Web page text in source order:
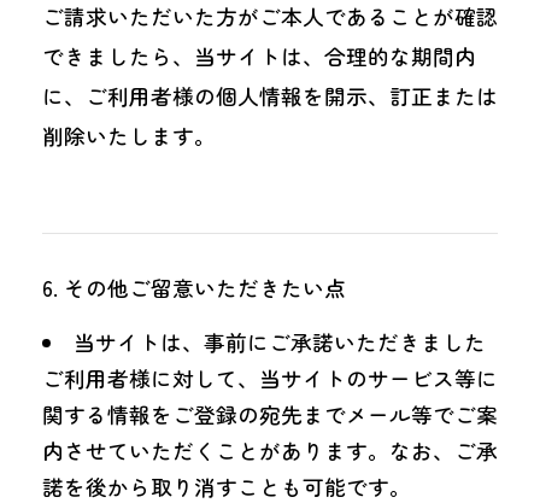
ご請求いただいた方がご本人であることが確認
できましたら、当サイトは、合理的な期間内
に、ご利用者様の個人情報を開示、訂正または
削除いたします。
その他ご留意いただきたい点
当サイトは、事前にご承諾いただきました
ご利用者様に対して、当サイトのサービス等に
関する情報をご登録の宛先までメール等でご案
内させていただくことがあります。なお、ご承
諾を後から取り消すことも可能です。